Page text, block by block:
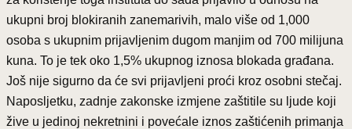
ukupni broj blokiranih zanemarivih, malo više od 1,000
osoba s ukupnim prijavljenim dugom manjim od 700 milijuna
kuna. To je tek oko 1,5% ukupnog iznosa blokada građana.
Još nije sigurno da će svi prijavljeni proći kroz osobni stečaj.
Naposljetku, zadnje zakonske izmjene zaštitile su ljude koji
žive u jedinoj nekretnini i povećale iznos zaštićenih primanja